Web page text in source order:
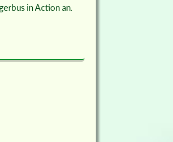
in Action an.